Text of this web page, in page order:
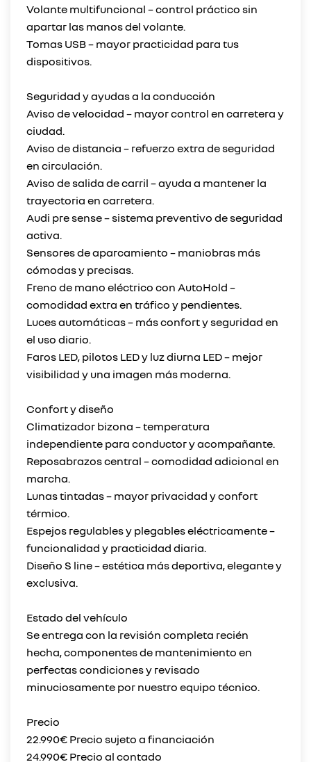
Volante multifuncional – control práctico sin
apartar las manos del volante.
Tomas USB – mayor practicidad para tus
dispositivos.
Seguridad y ayudas a la conducción
Aviso de velocidad – mayor control en carretera y
ciudad.
Aviso de distancia – refuerzo extra de seguridad
en circulación.
Aviso de salida de carril – ayuda a mantener la
trayectoria en carretera.
Audi pre sense – sistema preventivo de seguridad
activa.
Sensores de aparcamiento – maniobras más
cómodas y precisas.
Freno de mano eléctrico con AutoHold –
comodidad extra en tráfico y pendientes.
Luces automáticas – más confort y seguridad en
el uso diario.
Faros LED, pilotos LED y luz diurna LED – mejor
visibilidad y una imagen más moderna.
Confort y diseño
Climatizador bizona – temperatura
independiente para conductor y acompañante.
Reposabrazos central – comodidad adicional en
marcha.
Lunas tintadas – mayor privacidad y confort
térmico.
Espejos regulables y plegables eléctricamente –
funcionalidad y practicidad diaria.
Diseño S line – estética más deportiva, elegante y
exclusiva.
Estado del vehículo
Se entrega con la revisión completa recién
hecha, componentes de mantenimiento en
perfectas condiciones y revisado
minuciosamente por nuestro equipo técnico.
Precio
22.990€ Precio sujeto a financiación
24.990€ Precio al contado